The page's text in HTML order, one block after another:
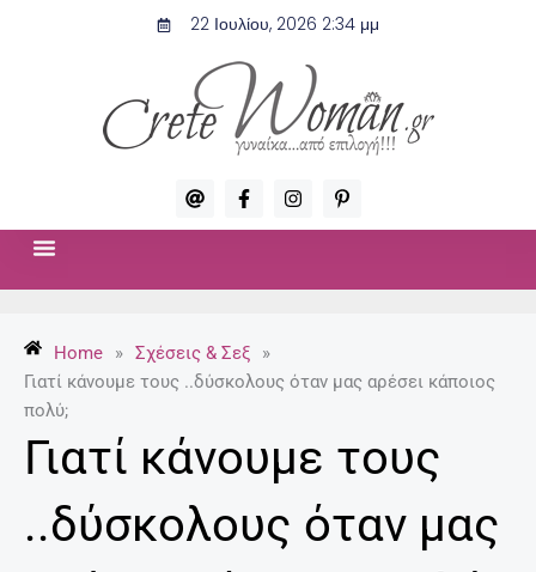
22 Ιουλίου, 2026 2:34 μμ
A
t
F
a
c
-
f
I
n
s
P
i
n
p
Home » Σχέσεις & Σεξ
»
Γιατί κάνουμε τους ..δύσκολους όταν μας αρέσει κάποιος
πολύ;
Γιατί κάνουμε τους
..δύσκολους όταν μας